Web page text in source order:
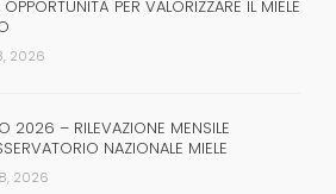
PER VALORIZZARE IL MIELE
2026
2026 – RILEVAZIONE MENSILE
NAZIONALE MIELE
2026